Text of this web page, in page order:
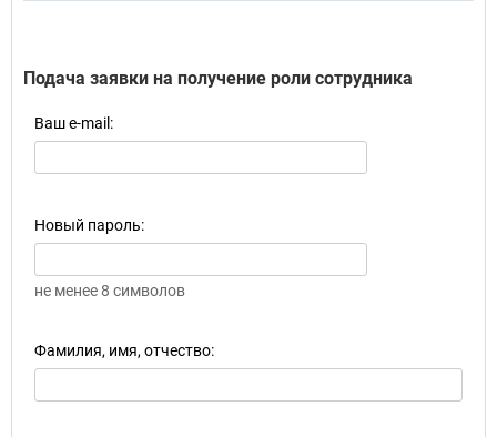
Подача заявки на получение роли сотрудника
Ваш e-mail:
Новый пароль:
не менее 8 символов
Фамилия, имя, отчество: